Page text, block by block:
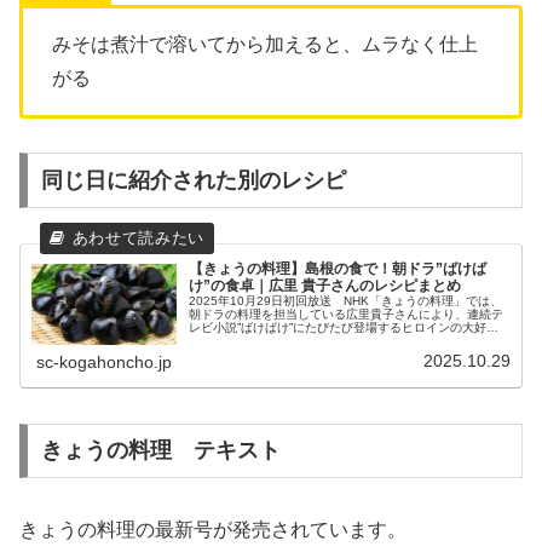
みそは煮汁で溶いてから加えると、ムラなく仕上
がる
同じ日に紹介された別のレシピ
【きょうの料理】島根の食で！朝ドラ”ばけば
け”の食卓｜広里 貴子さんのレシピまとめ
2025年10月29日初回放送 NHK「きょうの料理」では、
朝ドラの料理を担当している広里貴子さんにより、連続テ
レビ小説”ばけばけ”にたびたび登場するヒロインの大好物
sc-kogahoncho.jp 2025.10.29
きょうの料理 テキスト
きょうの料理の最新号が発売されています。